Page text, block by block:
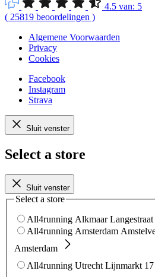
4.5 van: 5
( 25819 beoordelingen )
Algemene Voorwaarden
Privacy
Cookies
Facebook
Instagram
Strava
Sluit venster
Select a store
Sluit venster
Select a store
All4running Alkmaar
All4running Amsterdam
Amsterdam
All4running Utrecht Lijnmarkt 17